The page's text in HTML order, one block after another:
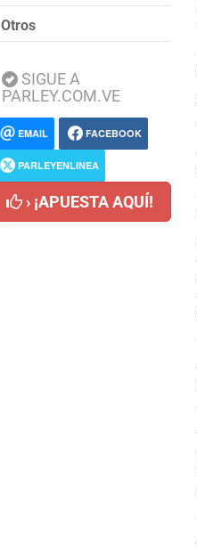
Otros
SIGUE A
PARLEY.COM.VE
EMAIL FACEBOOK
PARLEYENLINEA
› ¡APUESTA AQUÍ!